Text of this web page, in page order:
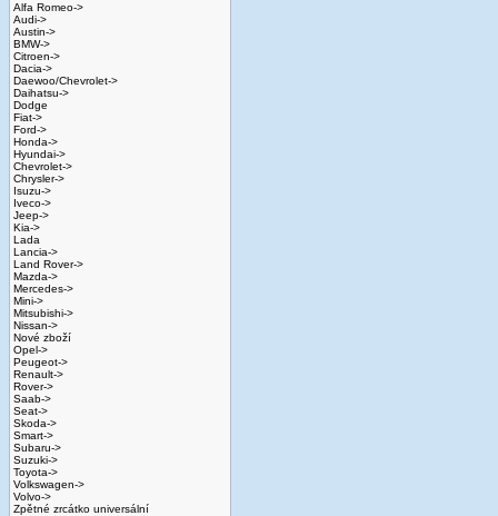
Alfa Romeo->
Audi->
Austin->
BMW->
Citroen->
Dacia->
Daewoo/Chevrolet->
Daihatsu->
Dodge
Fiat->
Ford->
Honda->
Hyundai->
Chevrolet->
Chrysler->
Isuzu->
Iveco->
Jeep->
Kia->
Lada
Lancia->
Land Rover->
Mazda->
Mercedes->
Mini->
Mitsubishi->
Nissan->
Nové zboží
Opel->
Peugeot->
Renault->
Rover->
Saab->
Seat->
Skoda->
Smart->
Subaru->
Suzuki->
Toyota->
Volkswagen->
Volvo->
Zpětné zrcátko universální